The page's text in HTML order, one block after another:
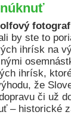
by ste to
ihrísk na
ihrísk,
že
či už
– historické